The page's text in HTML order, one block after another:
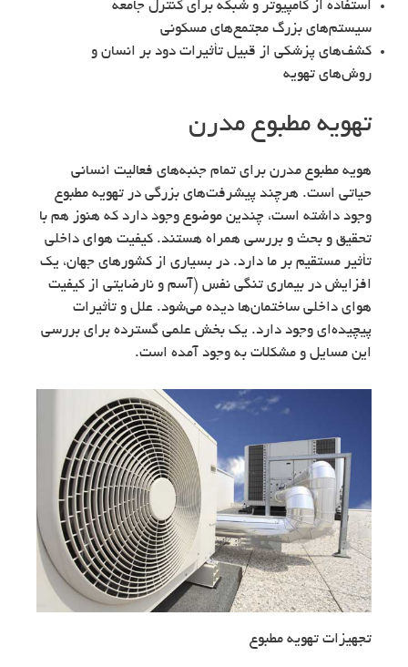
استفاده از کامپیوتر و شبکه برای کنترل جامعه
سیستم‌های بزرگ مجتمع‌های مسکونی
کشف‌های پزشکی از قبیل تأثیرات دود بر انسان و
روش‌های تهویه
تهویه مطبوع مدرن
هویه مطبوع مدرن برای تمام جنبه‌های فعالیت انسانی
حیاتی است. هرچند پیشرفت‌های بزرگی در تهویه مطبوع
وجود داشته است، چندین موضوع وجود دارد که هنوز هم با
تحقیق و بحث و بررسی همراه هستند. کیفیت هوای داخلی
تأثیر مستقیم بر ما دارد. در بسیاری از کشورهای جهان، یک
افزایش در بیماری تنگی نفس (آسم و نارضایتی از کیفیت
هوای داخلی ساختمان‌ها دیده می‌شود. علل و تأثیرات
پیچیده‌ای وجود دارد. یک بخش علمی گسترده برای بررسی
این مسایل و مشکلات به وجود آمده است.
تجهیزات تهویه مطبوع